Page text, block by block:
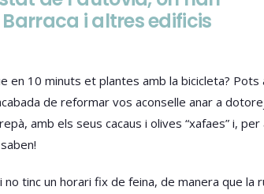
i altres edificis
en 10 minuts et plantes amb la bicicleta?
de reformar vos aconselle anar a
amb els seus cacaus i olives “xafaes” i,
tinc un horari fix de feina, de manera que